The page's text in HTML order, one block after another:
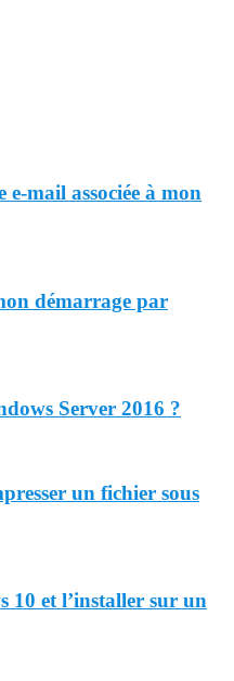
e-mail associée à mon
démarrage par
Server 2016 ?
un fichier sous
10 et l’installer sur un